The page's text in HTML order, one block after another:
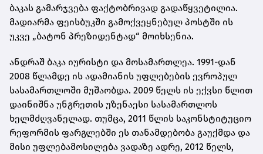
ბაკას გამარჯვება ფაქტობრივად გადაწყვეტილია.
მადიარმა ფეისბუკში გამოქვეყნებულ პოსტში ის
უკვე „ბატონ პრეზიდენტად“ მოიხსენია.
ანდრაშ ბაკა იურისტი და მოსამართლეა. 1991-დან
2008 წლამდე ის ადამიანის უფლებების ევროპულ
სასამართლოში მუშაობდა. 2009 წელს ის ექვსი წლით
დაინიშნა უნგრეთის უზენაესი სასამართლოს
ხელმძღვანელად. თუმცა, 2011 წლის საკონსტიტუციო
რეფორმის ფარგლებში ეს თანამდებობა გაუქმდა და
მისი უფლებამოსილება ვადაზე ადრე, 2012 წელს,